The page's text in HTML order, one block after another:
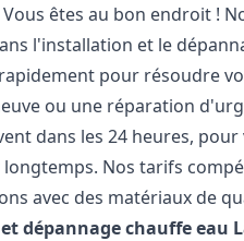
Vous êtes au bon endroit !
l'installation et le
pour résoudre
ou une réparation
dans les 24 heures,
Nos tarifs
avec des matériaux de
dépannage chauffe eau